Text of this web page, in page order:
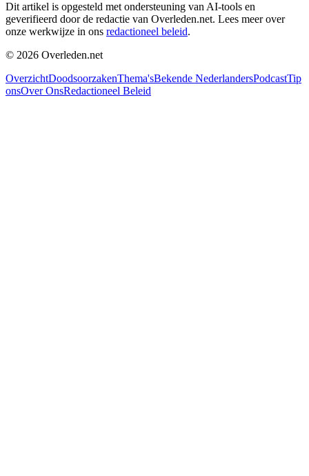
Dit artikel is opgesteld met ondersteuning van AI-tools en
geverifieerd door de redactie van Overleden.net. Lees meer over
onze werkwijze in ons redactioneel beleid.
© 2026 Overleden.net
OverzichtDoodsoorzakenThema'sBekende NederlandersPodcastTip
onsOver OnsRedactioneel Beleid